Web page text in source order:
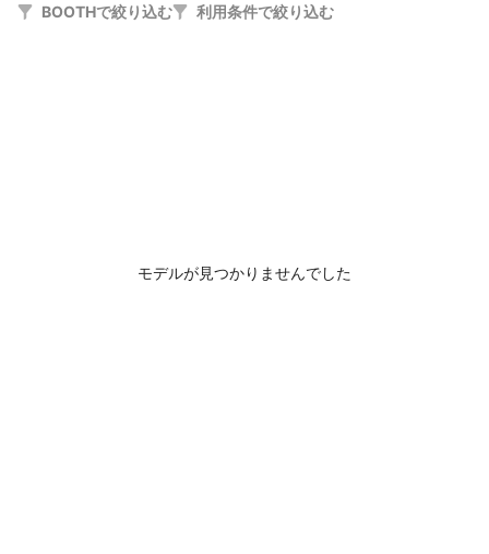
BOOTHで絞り込む 利用条件で絞り込む
モデルが見つかりませんでした